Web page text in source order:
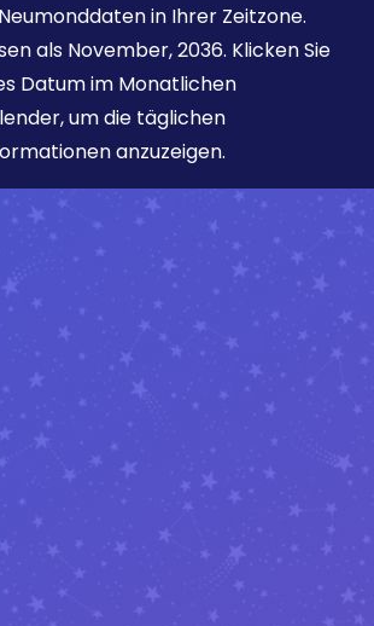
in Ihrer Zeitzone.
als November, 2036. Klicken Sie
Datum im Monatlichen
um die täglichen
anzuzeigen.